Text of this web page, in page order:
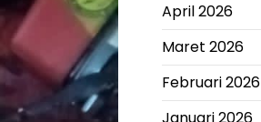
April 2026
Maret 2026
Februari 2026